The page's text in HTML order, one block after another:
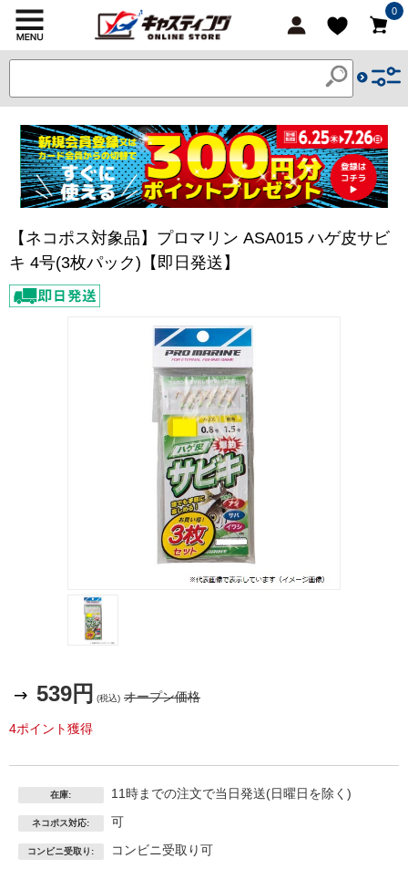
0
【ネコポス対象品】プロマリン ASA015 ハゲ皮サビ
キ 4号(3枚パック)【即日発送】
539円 (税込) オープン価格
4ポイント獲得
在庫: 11時までの注文で当日発送(日曜日を除く)
ネコポス対応: 可
コンビニ受取り: コンビニ受取り可